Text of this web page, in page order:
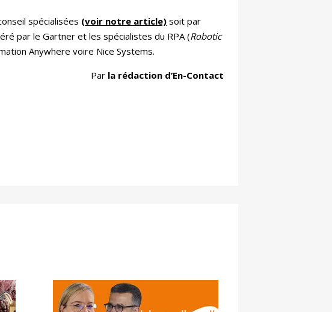
spécialisées (voir notre article) soit par
par le Gartner et les spécialistes du RPA (Robotic
Anywhere voire Nice Systems.
Par la rédaction d’En-Contact